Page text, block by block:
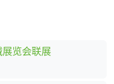
览会联展